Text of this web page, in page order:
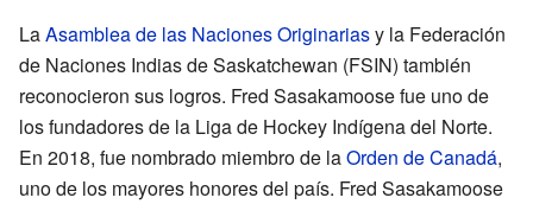
LaAsamblea de las Naciones Originariasy la Federación
de Naciones Indias de Saskatchewan (FSIN) también
reconocieron sus logros. Fred Sasakamoose fue uno de
los fundadores de la Liga de Hockey Indígena del Norte.
En 2018, fue nombrado miembro de laOrden de Canadá,
uno de los mayores honores del país. Fred Sasakamoose